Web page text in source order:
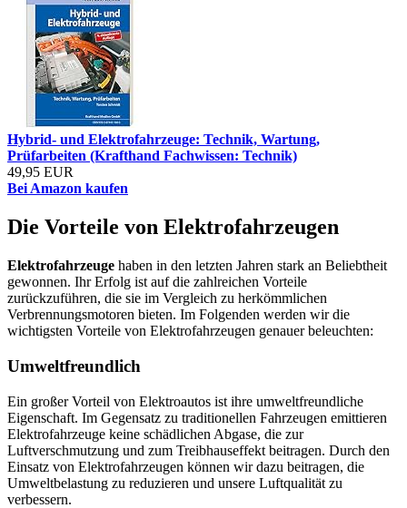
Hybrid- und Elektrofahrzeuge: Technik, Wartung,
Prüfarbeiten (Krafthand Fachwissen: Technik)
49,95 EUR
Bei Amazon kaufen
Die Vorteile von Elektrofahrzeugen
Elektrofahrzeuge haben in den letzten Jahren stark an Beliebtheit
gewonnen. Ihr Erfolg ist auf die zahlreichen Vorteile
zurückzuführen, die sie im Vergleich zu herkömmlichen
Verbrennungsmotoren bieten. Im Folgenden werden wir die
wichtigsten Vorteile von Elektrofahrzeugen genauer beleuchten:
Umweltfreundlich
Ein großer Vorteil von Elektroautos ist ihre umweltfreundliche
Eigenschaft. Im Gegensatz zu traditionellen Fahrzeugen emittieren
Elektrofahrzeuge keine schädlichen Abgase, die zur
Luftverschmutzung und zum Treibhauseffekt beitragen. Durch den
Einsatz von Elektrofahrzeugen können wir dazu beitragen, die
Umweltbelastung zu reduzieren und unsere Luftqualität zu
verbessern.